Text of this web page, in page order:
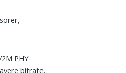
PHY
bitrate.